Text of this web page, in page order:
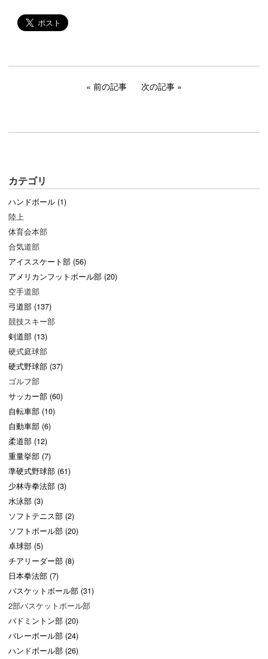
前の記事 次の記事
カテゴリ
ハンドボール (1)
陸上
体育会本部
合気道部
アイススケート部 (56)
アメリカンフットボール部 (20)
空手道部
弓道部 (137)
競技スキー部
剣道部 (13)
硬式庭球部
硬式野球部 (37)
ゴルフ部
サッカー部 (60)
自転車部 (10)
自動車部 (6)
柔道部 (12)
重量挙部 (7)
準硬式野球部 (61)
少林寺拳法部 (3)
水泳部 (3)
ソフトテニス部 (2)
ソフトボール部 (20)
卓球部 (5)
チアリーダー部 (8)
日本拳法部 (7)
バスケットボール部 (31)
2部バスケットボール部
バドミントン部 (20)
バレーボール部 (24)
ハンドボール部 (26)